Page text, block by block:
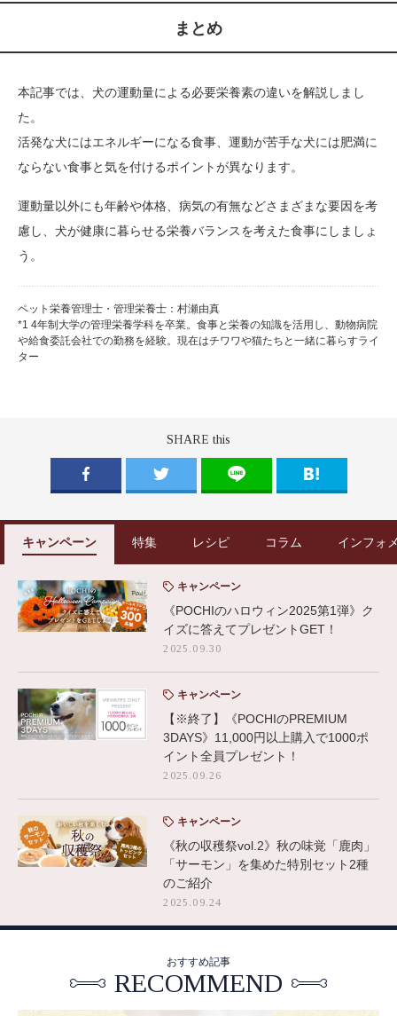
まとめ
本記事では、犬の運動量による必要栄養素の違いを解説しまし
た。
活発な犬にはエネルギーになる食事、運動が苦手な犬には肥満に
ならない食事と気を付けるポイントが異なります。
運動量以外にも年齢や体格、病気の有無などさまざまな要因を考
慮し、犬が健康に暮らせる栄養バランスを考えた食事にしましょ
う。
ペット栄養管理士・管理栄養士：村瀬由真
*1 4年制大学の管理栄養学科を卒業。食事と栄養の知識を活用し、動物病院
や給食委託会社での勤務を経験。現在はチワワや猫たちと一緒に暮らすライ
ター
SHARE this
キャンペーン 特集 レシピ コラム インフォ
キャンペーン
《POCHIのハロウィン2025第1弾》ク
イズに答えてプレゼントGET！
2025.09.30
キャンペーン
【※終了】《POCHIのPREMIUM
3DAYS》11,000円以上購入で1000ポ
イント全員プレゼント！
2025.09.26
キャンペーン
《秋の収穫祭vol.2》秋の味覚「鹿肉」
「サーモン」を集めた特別セット2種
のご紹介
2025.09.24
おすすめ記事
RECOMMEND